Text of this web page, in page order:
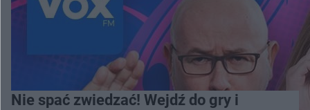
Nie spać zwiedzać! Wejdź do gry i